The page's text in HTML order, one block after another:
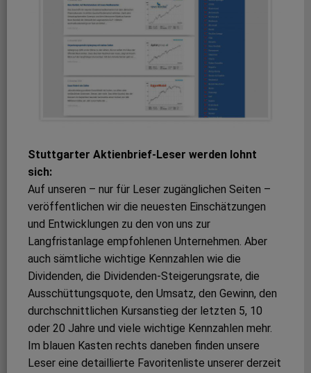
Stuttgarter Aktienbrief-Leser werden lohnt
sich:
Auf unseren – nur für Leser zugänglichen Seiten –
veröffentlichen wir die neuesten Einschätzungen
und Entwicklungen zu den von uns zur
Langfristanlage empfohlenen Unternehmen. Aber
auch sämtliche wichtige Kennzahlen wie die
Dividenden, die Dividenden-Steigerungsrate, die
Ausschüttungsquote, den Umsatz, den Gewinn, den
durchschnittlichen Kursanstieg der letzten 5, 10
oder 20 Jahre und viele wichtige Kennzahlen mehr.
Im blauen Kasten rechts daneben finden unsere
Leser eine detaillierte Favoritenliste unserer derzeit